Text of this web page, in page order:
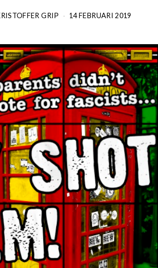
GRIP 14 FEBRUARI 2019